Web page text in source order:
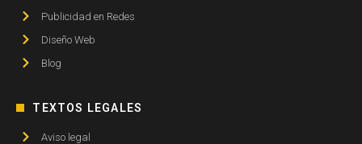
Publicidad en Redes
Diseño Web
Blog
TEXTOS LEGALES
Aviso legal